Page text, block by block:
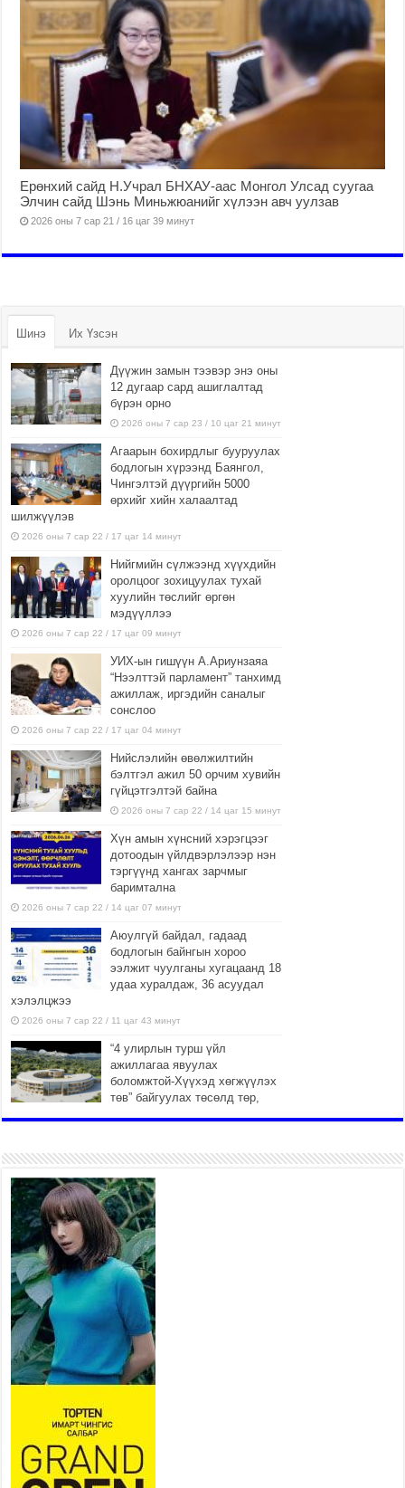
Ерөнхий сайд Н.Учрал БНХАУ-аас Монгол Улсад суугаа
Элчин сайд Шэнь Миньжюанийг хүлээн авч уулзав
2026 оны 7 сар 21 / 16 цаг 39 минут
Шинэ Их Үзсэн
Дүүжин замын тээвэр энэ оны
12 дугаар сард ашиглалтад
бүрэн орно
2026 оны 7 сар 23 / 10 цаг 21 минут
Агаарын бохирдлыг бууруулах
бодлогын хүрээнд Баянгол,
Чингэлтэй дүүргийн 5000
өрхийг хийн халаалтад
шилжүүлэв
2026 оны 7 сар 22 / 17 цаг 14 минут
Нийгмийн сүлжээнд хүүхдийн
оролцоог зохицуулах тухай
хуулийн төслийг өргөн
мэдүүллээ
2026 оны 7 сар 22 / 17 цаг 09 минут
УИХ-ын гишүүн А.Ариунзаяа
“Нээлттэй парламент” танхимд
ажиллаж, иргэдийн саналыг
сонслоо
2026 оны 7 сар 22 / 17 цаг 04 минут
Нийслэлийн өвөлжилтийн
бэлтгэл ажил 50 орчим хувийн
гүйцэтгэлтэй байна
2026 оны 7 сар 22 / 14 цаг 15 минут
Хүн амын хүнсний хэрэгцээг
дотоодын үйлдвэрлэлээр нэн
тэргүүнд хангах зарчмыг
баримтална
2026 оны 7 сар 22 / 14 цаг 07 минут
Аюулгүй байдал, гадаад
бодлогын байнгын хороо
ээлжит чуулганы хугацаанд 18
удаа хуралдаж, 36 асуудал
хэлэлцжээ
2026 оны 7 сар 22 / 11 цаг 43 минут
“4 улирлын турш үйл
ажиллагаа явуулах
боломжтой-Хүүхэд хөгжүүлэх
төв” байгуулах төсөлд төр,
Б.Пүрэвдагва: “Урт цагаан”-ыг
залуучууд чөлөөт цагаа
өнгөрүүлдэг, жуулчид зорьж
ирдэг цэг болгоно
2026 оны 7 сар 21 / 16 цаг 47 минут
Тусгай замын автобус /BRT/ төслийн удирдах
хорооны ээлжит хуралдаан боллоо
2026 оны 7 сар 21 / 16 цаг 43 минут
Ерөнхий сайд Н.Учрал БНХАУ-аас Монгол Улсад
суугаа Элчин сайд Шэнь Миньжюанийг хүлээн
авч уулзав
БҮГД НАЙРАМДАХ ТАЖИКИСТАН УЛСТАЙ
ЭДИЙН ЗАСГИЙН ХАМТЫН АЖИЛЛАГААГ
ӨРГӨЖҮҮЛНЭ
2026 оны 7 сар 21 / 16 цаг 34 минут